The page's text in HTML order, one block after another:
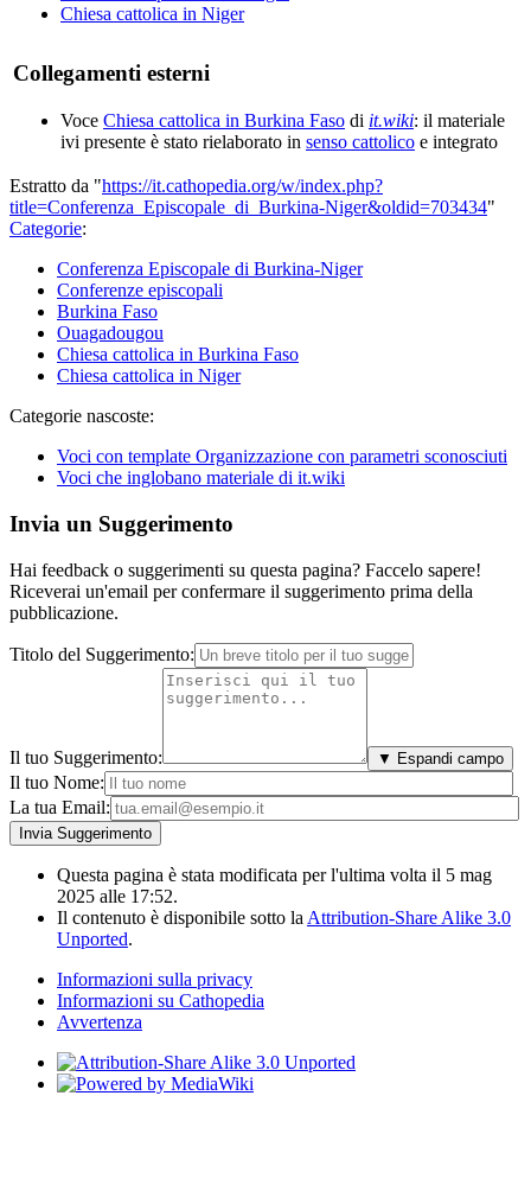
Chiesa cattolica in Niger
Collegamenti esterni
Voce Chiesa cattolica in Burkina Faso di it.wiki: il materiale
ivi presente è stato rielaborato in senso cattolico e integrato
Estratto da "https://it.cathopedia.org/w/index.php?
title=Conferenza_Episcopale_di_Burkina-Niger&oldid=703434"
Categorie:
Conferenza Episcopale di Burkina-Niger
Conferenze episcopali
Burkina Faso
Ouagadougou
Chiesa cattolica in Burkina Faso
Chiesa cattolica in Niger
Categorie nascoste:
Voci con template Organizzazione con parametri sconosciuti
Voci che inglobano materiale di it.wiki
Invia un Suggerimento
Hai feedback o suggerimenti su questa pagina? Faccelo sapere!
Riceverai un'email per confermare il suggerimento prima della
pubblicazione.
Titolo del Suggerimento:
Il tuo Suggerimento: ▼ Espandi campo
Il tuo Nome:
La tua Email:
Questa pagina è stata modificata per l'ultima volta il 5 mag
2025 alle 17:52.
Il contenuto è disponibile sotto la Attribution-Share Alike 3.0
Unported.
Informazioni sulla privacy
Informazioni su Cathopedia
Avvertenza